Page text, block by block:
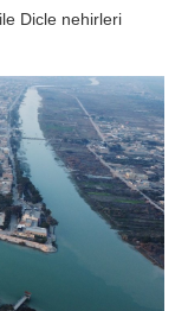
Dicle nehirleri